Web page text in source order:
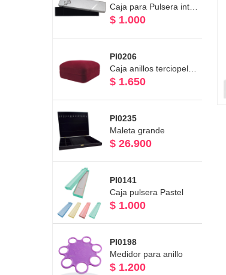
$ 1.000
PI0206
$ 1.650
PI0235
Maleta grande
$ 26.900
PI0141
Caja pulsera Pastel
$ 1.000
PI0198
Medidor para anillo
$ 1.200